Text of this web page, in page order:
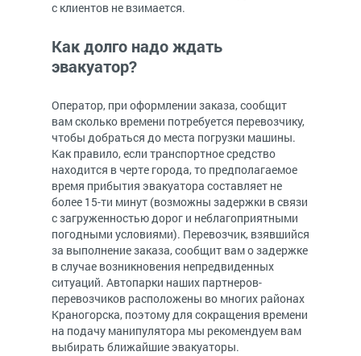
с клиентов не взимается.
Как долго надо ждать
эвакуатор?
Оператор, при оформлении заказа, сообщит
вам сколько времени потребуется перевозчику,
чтобы добраться до места погрузки машины.
Как правило, если транспортное средство
находится в черте города, то предполагаемое
время прибытия эвакуатора составляет не
более 15-ти минут (возможны задержки в связи
с загруженностью дорог и неблагоприятными
погодными условиями). Перевозчик, взявшийся
за выполнение заказа, сообщит вам о задержке
в случае возникновения непредвиденных
ситуаций. Автопарки наших партнеров-
перевозчиков расположены во многих районах
Краногорска, поэтому для сокращения времени
на подачу манипулятора мы рекомендуем вам
выбирать ближайшие эвакуаторы.